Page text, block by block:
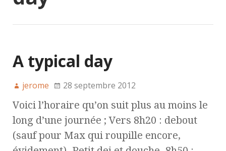
A typical day
jerome 28 septembre 2012
Voici l’horaire qu’on suit plus au moins le
long d’une journée ; Vers 8h20 : debout
(sauf pour Max qui roupille encore,